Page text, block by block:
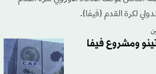
لكرة القدم (فيفا).
ومشروع فيفا